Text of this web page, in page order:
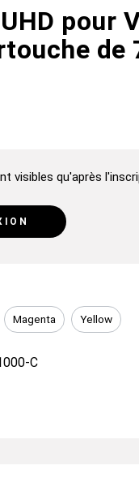
pour
de
visibles qu'après
Magenta Yellow
C